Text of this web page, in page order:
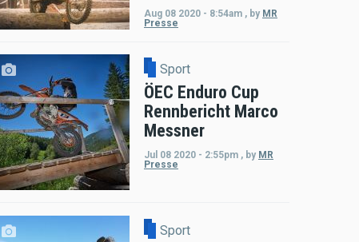
Aug 08 2020 - 8:54am , by MR
Presse
Sport
ÖEC Enduro Cup
Rennbericht Marco
Messner
Jul 08 2020 - 2:55pm , by MR
Presse
Sport